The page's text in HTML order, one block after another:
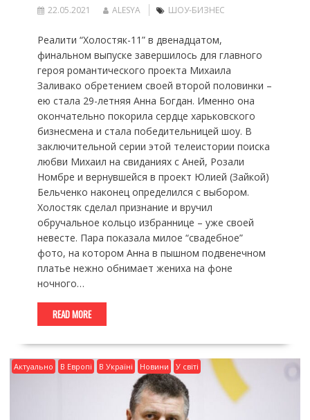
22.05.2021 ALESYA ШОУ-БИЗНЕС
Реалити “Холостяк-11” в двенадцатом,
финальном выпуске завершилось для главного
героя романтического проекта Михаила
Заливако обретением своей второй половинки –
ею стала 29-летняя Анна Богдан. Именно она
окончательно покорила сердце харьковского
бизнесмена и стала победительницей шоу. В
заключительной серии этой телеистории поиска
любви Михаил на свиданиях с Аней, Розали
Номбре и вернувшейся в проект Юлией (Зайкой)
Бельченко наконец определился с выбором.
Холостяк сделал признание и вручил
обручальное кольцо избраннице – уже своей
невесте. Пара показала милое “свадебное”
фото, на котором Анна в пышном подвенечном
платье нежно обнимает жениха на фоне
ночного…
READ MORE
Актуально В Европі В Україні Новини У світі